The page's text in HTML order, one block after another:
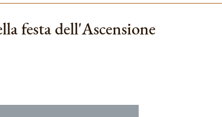
festa dell'Ascensione